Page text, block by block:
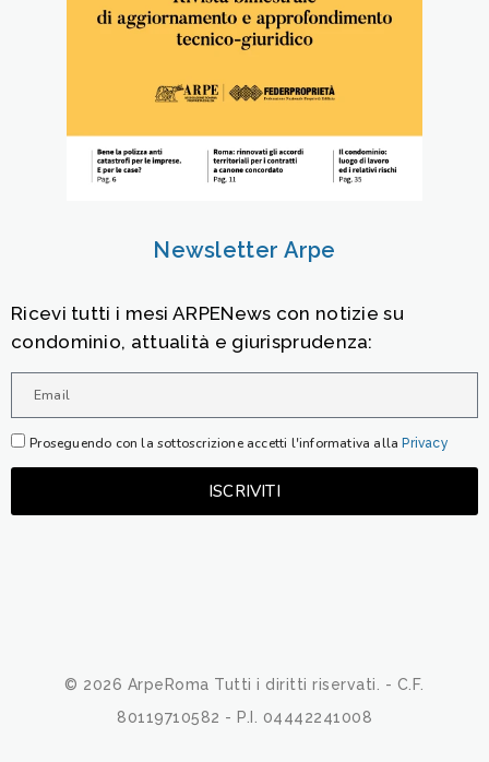
Newsletter Arpe
Ricevi tutti i mesi ARPENews con notizie su
condominio, attualità e giurisprudenza:
Proseguendo con la sottoscrizione accetti l'informativa allaPrivacy
ISCRIVITI
© 2026 ArpeRoma Tutti i diritti riservati. - C.F.
80119710582 - P.I. 04442241008